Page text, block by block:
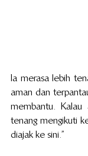
Ia merasa lebih
aman dan
membantu.
tenang mengikuti
diajak ke sini.”